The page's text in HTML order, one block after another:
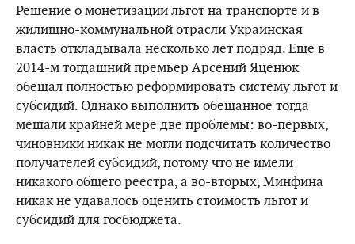
Решение о монетизации льгот на транспорте и в
жилищно-коммунальной отрасли Украинская
власть откладывала несколько лет подряд. Еще в
2014-м тогдашний премьер Арсений Яценюк
обещал полностью реформировать систему льгот и
субсидий. Однако выполнить обещанное тогда
мешали крайней мере две проблемы: во-первых,
чиновники никак не могли подсчитать количество
получателей субсидий, потому что не имели
никакого общего реестра, а во-вторых, Минфина
никак не удавалось оценить стоимость льгот и
субсидий для госбюджета.